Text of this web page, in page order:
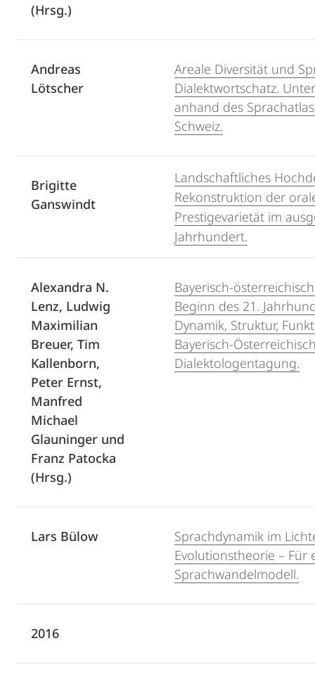
(Hrsg.)
Andreas
Lötscher
Areale Diversität und
Dialektwortschatz.
anhand des
Schweiz.
Brigitte
Ganswindt
Landschaftliches
Rekonstruktion der
Prestigevarietät im
Jahrhundert.
Alexandra N.
Lenz, Ludwig
Maximilian
Breuer, Tim
Kallenborn,
Peter Ernst,
Manfred
Michael
Glauninger und
Franz Patocka
(Hrsg.)
Bayerisch-
Beginn des 21.
Dynamik, Struktur,
Bayerisch-
Dialektologentagung.
Lars Bülow
Sprachdynamik im
Evolutionstheorie – Für
Sprachwandelmodell.
2016